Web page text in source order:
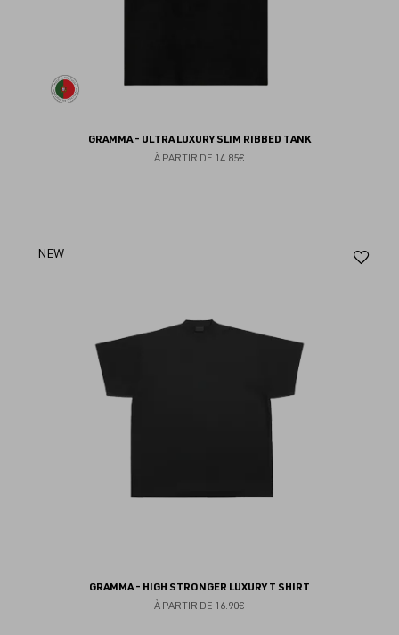
GRAMMA - ULTRA LUXURY SLIM RIBBED TANK
À PARTIR DE 14.85€
NEW
GRAMMA - HIGH STRONGER LUXURY T SHIRT
À PARTIR DE 16.90€